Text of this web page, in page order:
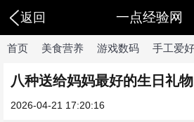
返回 一点经验网
首页 美食营养 游戏数码 手工爱好
八种送给妈妈最好的生日礼物
2026-04-21 17:20:16